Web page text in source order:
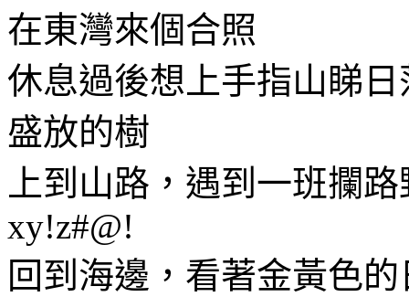
在東灣來個合照
休息過後想上手指山睇
盛放的樹
上到山路，遇到一班攔
xy!z#@!
回到海邊，看著金黃色